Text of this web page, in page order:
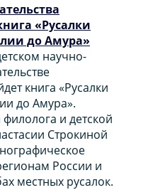
«Русалки
до Амура»
научно-
книга «Русалки
до Амура».
филолога и детской
Строкиной
России и
местных русалок.